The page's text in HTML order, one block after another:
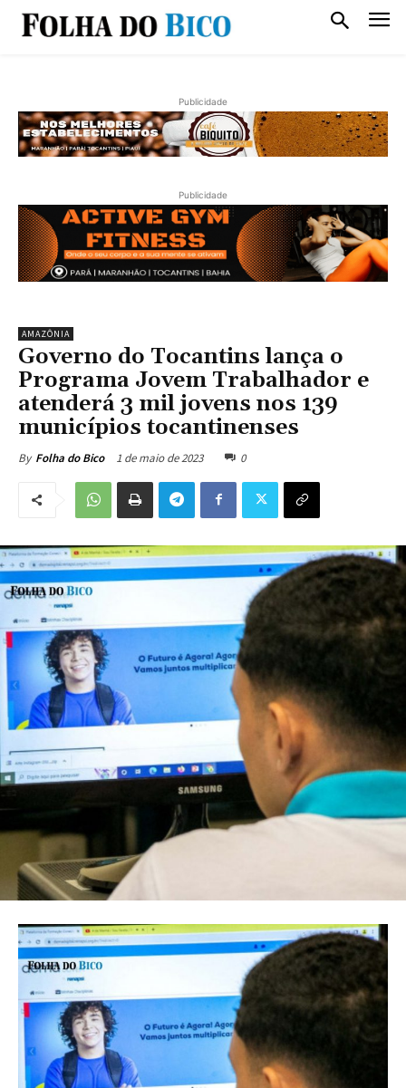
Publicidade
Publicidade
AMAZÔNIA
Governo do Tocantins lança o
Programa Jovem Trabalhador e
atenderá 3 mil jovens nos 139
municípios tocantinenses
By Folha do Bico 1 de maio de 2023 0